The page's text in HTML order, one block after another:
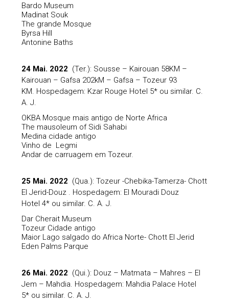
Bardo Museum
Madinat Souk
The grande Mosque
Byrsa Hill
Antonine Baths
24 Mai. 2022 (Ter.): Sousse – Kairouan 58KM –
Kairouan – Gafsa 202kM – Gafsa – Tozeur 93
KM. Hospedagem: Kzar Rouge Hotel 5* ou similar. C.
A. J.
OKBA Mosque mais antigo de Norte Africa
The mausoleum of Sidi Sahabi
Medina cidade antigo
Vinho de Legmi
Andar de carruagem em Tozeur.
25 Mai. 2022 (Qua.): Tozeur -Chebika-Tamerza- Chott
El Jerid-Douz . Hospedagem: El Mouradi Douz
Hotel 4* ou similar. C. A. J.
Dar Cherait Museum
Tozeur Cidade antigo
Maior Lago salgado do Africa Norte- Chott El Jerid
Eden Palms Parque
26 Mai. 2022 (Qui.): Douz – Matmata – Mahres – El
Jem – Mahdia. Hospedagem: Mahdia Palace Hotel
5* ou similar. C. A. J.